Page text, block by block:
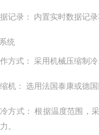
记录： 内置实时数据记
统
方式： 采用机械压缩制冷
机： 选用法国泰康或德
方式： 根据温度范围，
。